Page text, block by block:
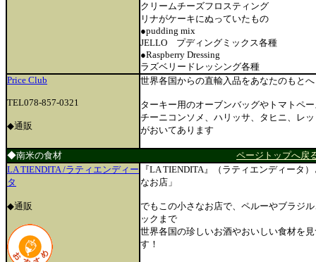
クリームチーズフロスティング
リナがケーキにぬっていたもの
●pudding mix
JELLO プディングミックス各種
●Raspberry Dressing
ラズベリードレッシング各種
Price Club
TEL078-857-0321
◆通販
世界各国からの直輸入品をあなたのもとへ
ターキー用のオーブンバッグやトマトペ
チーニコンソメ、ハリッサ、タヒニ、レ
がおいてあります
◆南米の食材 ページトップへ戻
LA TIENDITA /ラティエンディー
タ
◆通販
『LA TIENDITA』（ラティエンディータ
なお店」
でもこの小さなお店で、ペルーやブラジ
ックまで
世界各国の珍しいお酒やおいしい食材を
す！